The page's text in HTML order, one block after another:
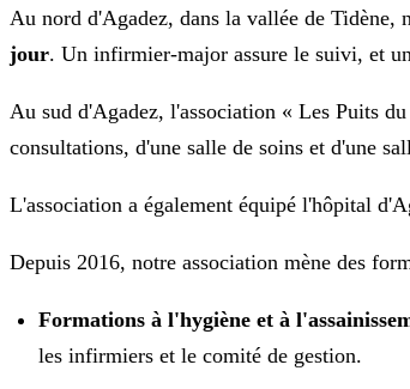
Au nord d'Agadez, dans la vallée de Tidène,
jour. Un infirmier-major assure le suivi, et
Au sud d'Agadez, l'association « Les Puits
consultations, d'une salle de soins et d'une
L'association a également équipé l'hôpital
Depuis 2016, notre association mène des
Formations à l'hygiène et à
les infirmiers et le comité de gestion.